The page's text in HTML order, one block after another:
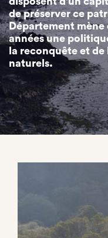
de préserver ce
Département mène
années une
la reconquête et
naturels.